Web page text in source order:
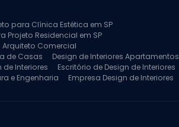
para Clínica Estética em SP
Projeto Residencial em SP
Arquiteto Comercial
de Casas
Design de Interiores Apartamentos
de Interiores
Escritório de Design de Interiores
e Engenharia
Empresa Design de Interiores